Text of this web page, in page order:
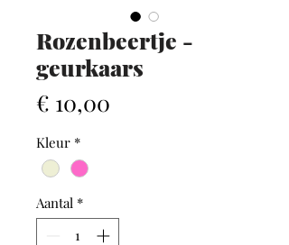
Rozenbeertje -
geurkaars
€ 10,00
Kleur *
Aantal *